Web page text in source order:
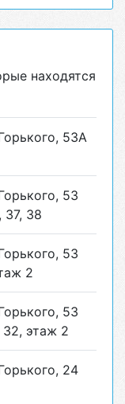
находятся
53А
53
37, 38
53
2
53
этаж 2
24